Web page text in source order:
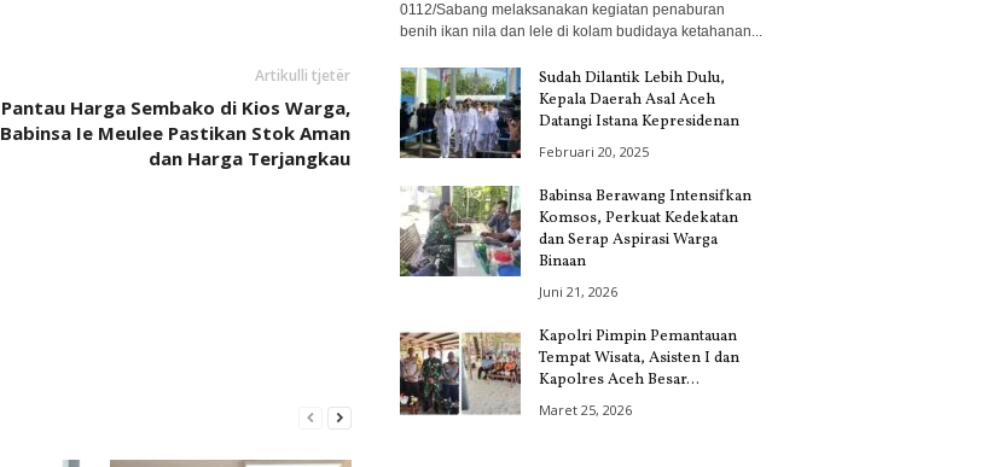
Artikulli tjetër
Pantau Harga Sembako di Kios Warga,
Babinsa Ie Meulee Pastikan Stok Aman
dan Harga Terjangkau
0112/Sabang melaksanakan kegiatan penaburan
benih ikan nila dan lele di kolam budidaya ketahanan...
Sudah Dilantik Lebih Dulu,
Kepala Daerah Asal Aceh
Datangi Istana Kepresidenan
Februari 20, 2025
Babinsa Berawang Intensifkan
Komsos, Perkuat Kedekatan
dan Serap Aspirasi Warga
Binaan
Juni 21, 2026
Kapolri Pimpin Pemantauan
Tempat Wisata, Asisten I dan
Kapolres Aceh Besar...
Maret 25, 2026